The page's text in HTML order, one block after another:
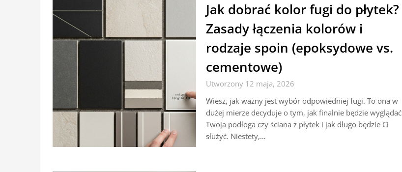
Jak dobrać kolor fugi do płytek?
Zasady łączenia kolorów i
rodzaje spoin (epoksydowe vs.
cementowe)
Utworzony 12 maja, 2026
Wiesz, jak ważny jest wybór odpowiedniej fugi. To ona w
dużej mierze decyduje o tym, jak finalnie będzie wyglądać
Twoja podłoga czy ściana z płytek i jak długo będzie Ci
służyć. Niestety,…